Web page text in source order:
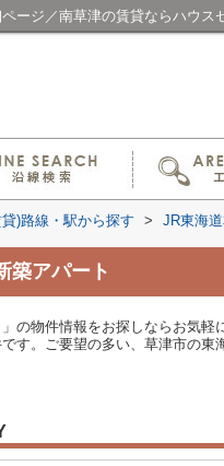
ージ／南草津の賃貸ならハウス
)路線・駅から探す > JR東海
築アパート
の物件情報をお探しならお気
す。ご要望の多い、草津市の